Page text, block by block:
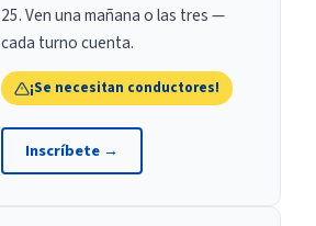
25. Ven una mañana o las tres —
cada turno cuenta.
¡Se necesitan conductores!
Inscríbete →